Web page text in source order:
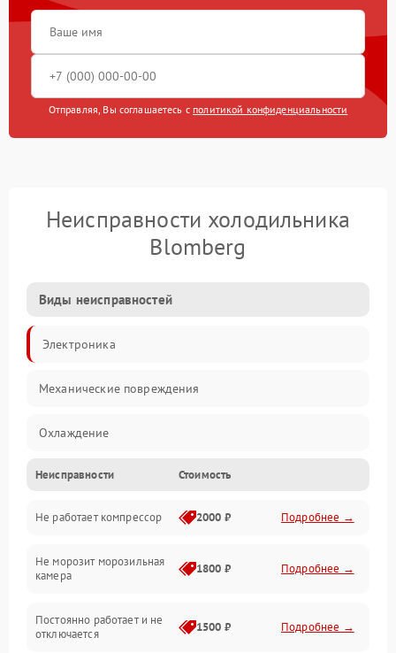
Отправляя, Вы соглашаетесь с политикой конфиденциальности
Неисправности холодильника
Blomberg
Виды неисправностей
Электроника
Механические повреждения
Охлаждение
Механика
Электропитание
Дренаж
Неисправности Стоимость
Не работает компрессор 2000 ₽ Подробнее →
Не морозит морозильная
камера
1800 ₽ Подробнее →
Постоянно работает и не
отключается
1500 ₽ Подробнее →